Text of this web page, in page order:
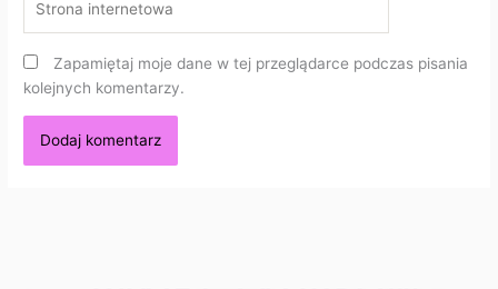
internetowa
Zapamiętaj moje dane w tej przeglądarce podczas pisania
kolejnych komentarzy.